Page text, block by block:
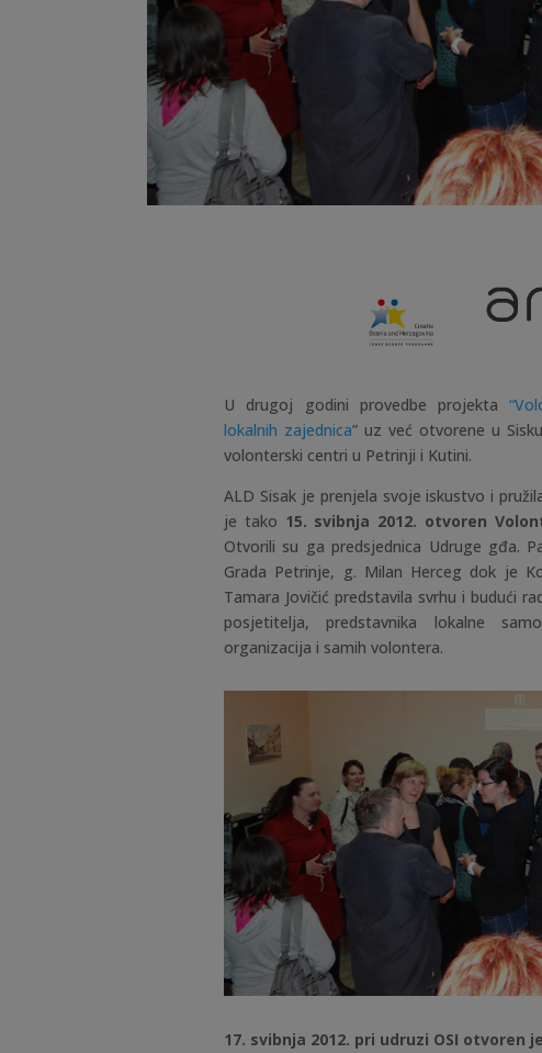
U drugoj godini provedbe projekta
lokalnih zajednica” uz već otvorene u
volonterski centri u Petrinji i Kutini.
ALD Sisak je prenjela svoje iskustvo i
je tako 15. svibnja 2012. otvoren
Otvorili su ga predsjednica Udruge gđa.
Grada Petrinje, g. Milan Herceg dok je
Tamara Jovičić predstavila svrhu i budući
posjetitelja, predstavnika lokalne
organizacija i samih volontera.
17. svibnja 2012. pri udruzi OSI otvoren